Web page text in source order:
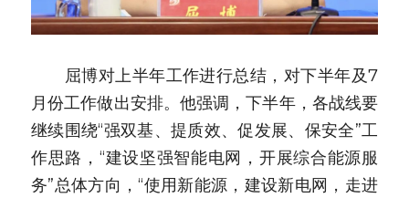
屈博对上半年工作进行总结，对下半年及7
月份工作做出安排。他强调，下半年，各战线要
继续围绕“强双基、提质效、促发展、保安全”工
作思路，“建设坚强智能电网，开展综合能源服
务”总体方向，“使用新能源，建设新电网，走进